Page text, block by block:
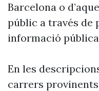
Barcelona o
públic a través de
informació
En les
carrers